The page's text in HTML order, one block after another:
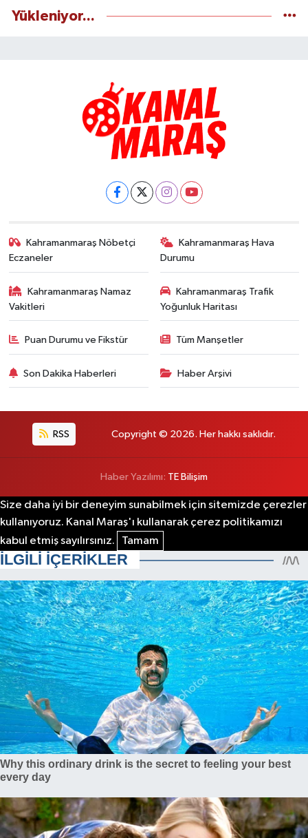
Yükleniyor...
Kahramanmaraş Nöbetçi
Eczaneler
Kahramanmaraş Hava
Durumu
Kahramanmaraş Namaz
Vakitleri
Kahramanmaraş Trafik
Yoğunluk Haritası
Puan Durumu ve Fikstür Tüm Manşetler
Son Dakika Haberleri Haber Arşivi
RSS Copyright © 2026. Her hakkı saklıdır.
Haber Yazılımı: TE Bilişim
Size daha iyi bir deneyim sunabilmek için sitemizde çerezler
kullanıyoruz. Kanal Maraş'ı kullanarak çerez politikamızı
kabul etmiş sayılırsınız.
Tamam